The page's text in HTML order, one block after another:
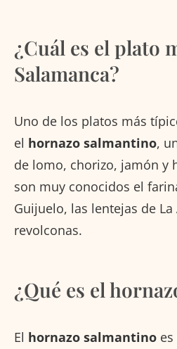
¿Cuál es el plato
Salamanca?
Uno de los platos más
el hornazo salmantino,
de lomo, chorizo, jamón y
son muy conocidos el
Guijuelo, las lentejas de
revolconas.
¿Qué es el
El hornazo salmantino